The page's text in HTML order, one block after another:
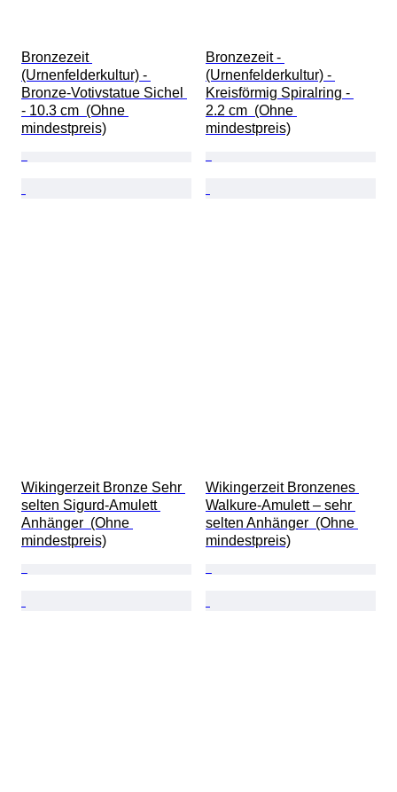
Bronzezeit
(Urnenfelderkultur) -
Bronze-Votivstatue Sichel
- 10.3 cm  (Ohne
mindestpreis)
Bronzezeit -
(Urnenfelderkultur) -
Kreisförmig Spiralring -
2.2 cm  (Ohne
mindestpreis)
Wikingerzeit Bronze Sehr
selten Sigurd-Amulett
Anhänger  (Ohne
mindestpreis)
Wikingerzeit Bronzenes
Walkure-Amulett – sehr
selten Anhänger  (Ohne
mindestpreis)